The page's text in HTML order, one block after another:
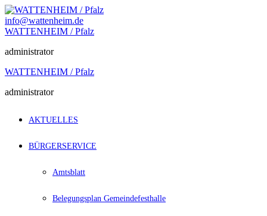
Zum
Inhalt
springen
info@wattenheim.de
WATTENHEIM / Pfalz
administrator
WATTENHEIM / Pfalz
administrator
AKTUELLES
BÜRGERSERVICE
Amtsblatt
Belegungsplan Gemeindefesthalle